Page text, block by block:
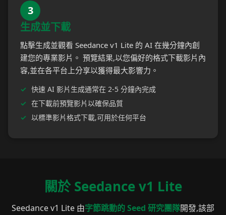
3
生成並下載
點擊生成並觀看 Seedance v1 Lite 的 AI 在幾分鐘內創
建您的專業影片。 預覽結果,以您偏好的格式下載影片內
容,並在各平台上分享以獲得最大影響力。
快速 AI 影片生成通常在 2-5 分鐘內完成
在下載前預覽影片以確保品質
以標準影片格式下載,可用於任何平台
關於 Seedance v1 Lite
Seedance v1 Lite 由字節跳動的 Seed 研究團隊開發,該部